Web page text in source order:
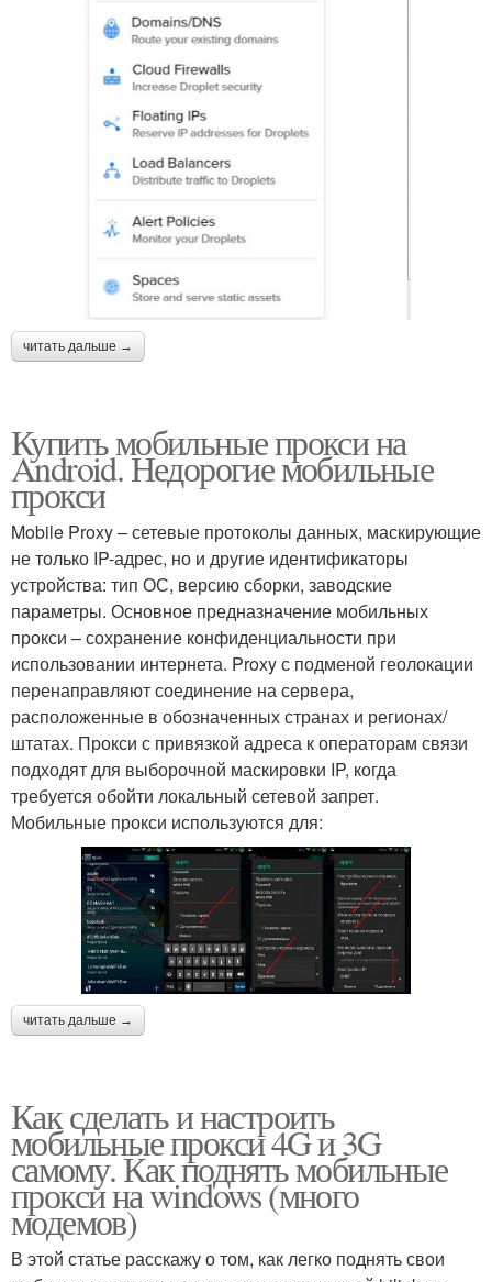
читать дальше →
Купить мобильные прокси на
Android. Недорогие мобильные
прокси
Mobile Proxy – сетевые протоколы данных, маскирующие
не только IP-адрес, но и другие идентификаторы
устройства: тип ОС, версию сборки, заводские
параметры. Основное предназначение мобильных
прокси – сохранение конфиденциальности при
использовании интернета. Proxy с подменой геолокации
перенаправляют соединение на сервера,
расположенные в обозначенных странах и регионах/
штатах. Прокси с привязкой адреса к операторам связи
подходят для выборочной маскировки IP, когда
требуется обойти локальный сетевой запрет.
Мобильные прокси используются для:
читать дальше →
Как сделать и настроить
мобильные прокси 4G и 3G
самому. Как поднять мобильные
прокси на windows (много
модемов)
В этой статье расскажу о том, как легко поднять свои